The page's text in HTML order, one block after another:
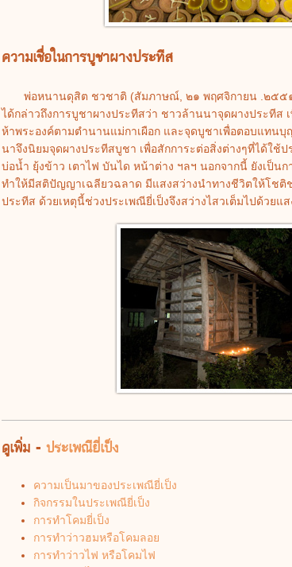
ความเชื่อในการบูชาผางประทีส
พ่อหนานดุสิต ชวชาติ (สัมภาษณ์, ๒๑ พฤศจิกายน .๒๕๕
ได้กล่าวถึงการบูชาผางประทีสว่า ชาวล้านนาจุดผางประทีส
ห้าพระองค์ตามตำนานแม่กาเผือก และจุดบูชาเพื่อตอบแท
นาจึงนิยมจุดผางประทีสบูชา เพื่อสักการะต่อสิ่งต่างๆที่ได้ใช้
บ่อน้ำ ยุ้งข้าว เตาไฟ บันได หน้าต่าง ฯลฯ นอกจากนี้ ยังเป็นก
ทำให้มีสติปัญญาเฉลียวฉลาด มีแสงสว่างนำทางชีวิตให้โชติ
ประทีส ด้วยเหตุนี้ช่วงประเพณียี่เป็งจึงสว่างไสวเต็มไปด้วยแ
ดูเพิ่ม - ประเพณียี่เป็ง
ความเป็นมาของประเพณียี่เป็ง
กิจกรรมในประเพณียี่เป็ง
การทำโคมยี่เป็ง
การทำว่าวฮมหรือโคมลอย
การทำว่าวไฟ หรือโคมไฟ